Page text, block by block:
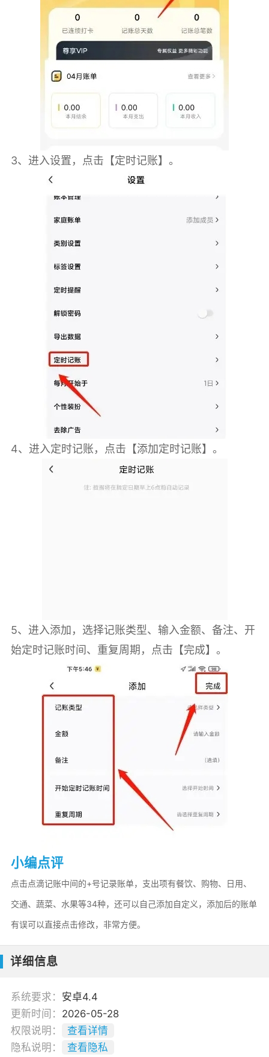
3、进入设置，点击【定时记账】。
4、进入定时记账，点击【添加定时记账】。
5、进入添加，选择记账类型、输入金额、备注、开
始定时记账时间、重复周期，点击【完成】。
小编点评
点击点滴记账中间的+号记录账单，支出项有餐饮、购物、日用、
交通、蔬菜、水果等34种，还可以自己添加自定义，添加后的账单
有误可以直接点击修改，非常方便。
详细信息
系统要求： 安卓4.4
更新时间： 2026-05-28
权限说明：
查看详情
隐私说明：
查看隐私